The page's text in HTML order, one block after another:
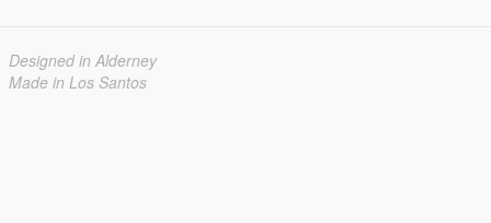
Designed in Alderney
Made in Los Santos